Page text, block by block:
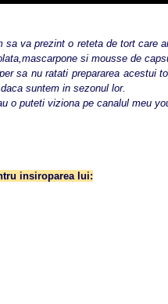
va prezint o reteta de tort care
si mousse de
nu ratati prepararea acestui
suntem in sezonul lor.
puteti viziona pe canalul meu
insiroparea lui: